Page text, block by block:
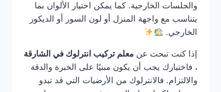
والجلسات الخارجية. كما يمكن اختيار الألوان بما
يتناسب مع واجهة المنزل أو لون السور أو الديكور
الخارجي.
إذا كنت تبحث عن معلم تركيب انترلوك في الشارقة
، فاختيارك يجب أن يكون مبنيًا على الخبرة والدقة
والالتزام. فالانترلوك من الأرضيات التي قد تبدو